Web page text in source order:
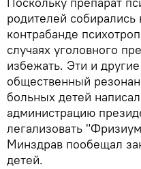
родителей собирались
контрабанде
случаях уголовного
избежать. Эти и
общественный
больных детей
администрацию
легализовать
Минздрав пообещал
детей.